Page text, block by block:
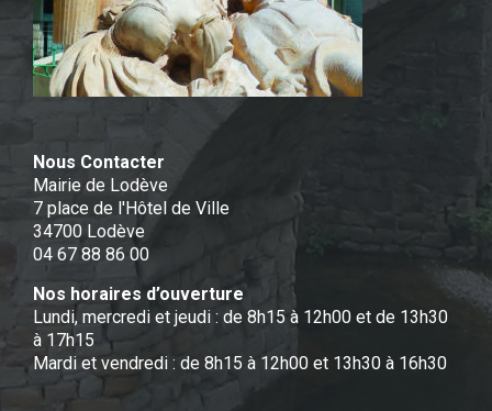
Nous Contacter
Mairie de Lodève
7 place de l'Hôtel de Ville
34700 Lodève
04 67 88 86 00
Nos horaires d’ouverture
Lundi, mercredi et jeudi : de 8h15 à 12h00 et de 13h30
à 17h15
Mardi et vendredi : de 8h15 à 12h00 et 13h30 à 16h30